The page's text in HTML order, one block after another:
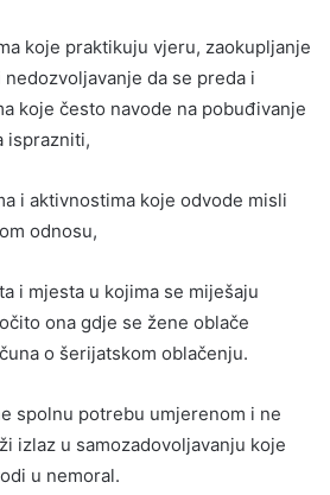
koje praktikuju vjeru, zaokupljanje
da se preda i
koje često navode na pobuđivanje
isprazniti,
i aktivnostima koje odvode misli
odnosu,
i mjesta u kojima se miješaju
ona gdje se žene oblače
o šerijatskom oblačenju.
spolnu potrebu umjerenom i ne
izlaz u samozadovoljavanju koje
u nemoral.